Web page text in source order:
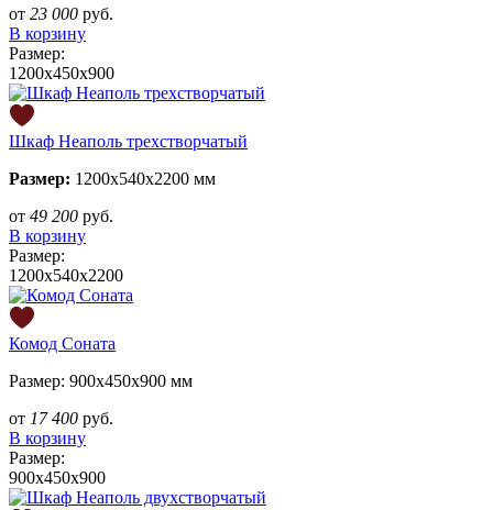
от 23 000 руб.
В корзину
Размер:
1200х450х900
Шкаф Неаполь трехстворчатый
Размер: 1200х540х2200 мм
от 49 200 руб.
В корзину
Размер:
1200х540х2200
Комод Соната
Размер: 900х450х900 мм
от 17 400 руб.
В корзину
Размер:
900х450х900